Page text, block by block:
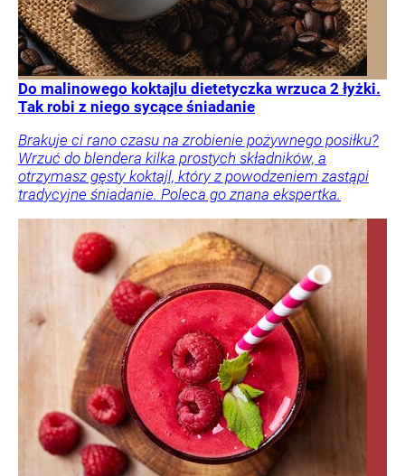
Do malinowego koktajlu dietetyczka wrzuca 2 łyżki.
Tak robi z niego sycące śniadanie
Brakuje ci rano czasu na zrobienie pożywnego posiłku?
Wrzuć do blendera kilka prostych składników, a
otrzymasz gęsty koktajl, który z powodzeniem zastąpi
tradycyjne śniadanie. Poleca go znana ekspertka.